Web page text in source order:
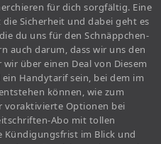
für dich sorgfältig. Eine
Sicherheit und dabei geht es
du uns für den Schnäppchen-
auch darum, dass wir uns den
über einen Deal von Diesem
Handytarif sein, bei dem im
können, wie zum
voraktivierte Optionen bei
Abo mit tollen
Kündigungsfrist im Blick und